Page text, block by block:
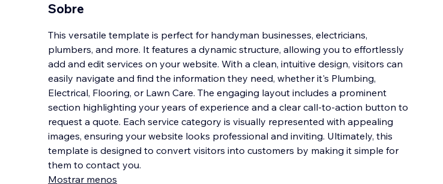
Sobre
This versatile template is perfect for handyman businesses, electricians,
plumbers, and more. It features a dynamic structure, allowing you to effortlessly
add and edit services on your website. With a clean, intuitive design, visitors can
easily navigate and find the information they need, whether it's Plumbing,
Electrical, Flooring, or Lawn Care. The engaging layout includes a prominent
section highlighting your years of experience and a clear call-to-action button to
request a quote. Each service category is visually represented with appealing
images, ensuring your website looks professional and inviting. Ultimately, this
template is designed to convert visitors into customers by making it simple for
them to contact you.
Mostrar menos